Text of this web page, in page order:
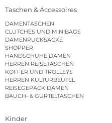
Taschen & Accessoires
DAMENTASCHEN
CLUTCHES UND MINIBAGS
DAMENRUCKSÄCKE
SHOPPER
HANDSCHUHE DAMEN
HERREN REISETASCHEN
KOFFER UND TROLLEYS
HERREN KULTURBEUTEL
REISEGEPÄCK DAMEN
BAUCH- & GÜRTELTASCHEN
Kinder